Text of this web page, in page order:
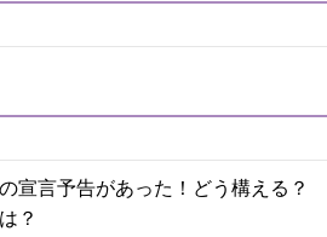
宣言予告があった！どう構える？
？